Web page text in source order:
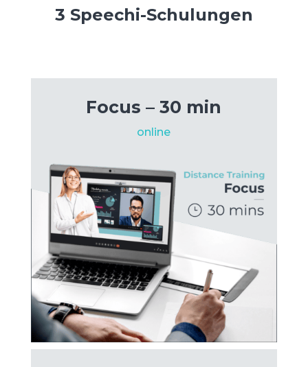
3 Speechi-Schulungen
Focus – 30 min
online